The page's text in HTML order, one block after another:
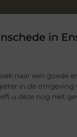
in
naar een goede
in de omgeving
u deze nog niet